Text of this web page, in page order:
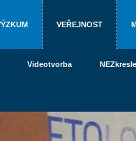
VEŘEJNOST
Videotvorba